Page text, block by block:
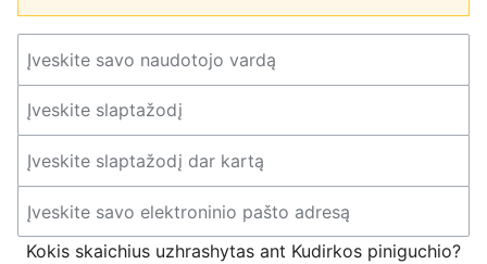
Kokis skaichius uzhrashytas ant Kudirkos piniguchio?